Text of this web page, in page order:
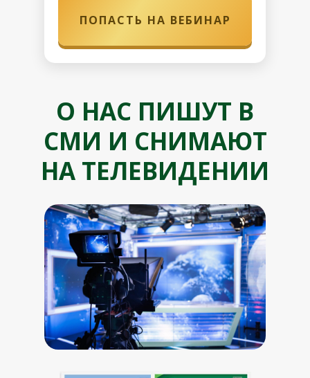
ПОПАСТЬ НА ВЕБИНАР
О НАС ПИШУТ В
СМИ И СНИМАЮТ
НА ТЕЛЕВИДЕНИИ